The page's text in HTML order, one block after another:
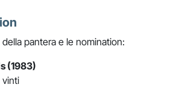
pantera e le nomination:
(1983)
vinti